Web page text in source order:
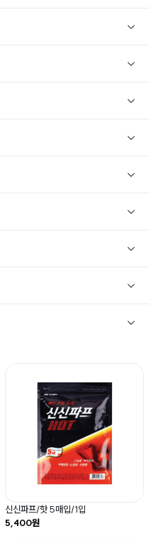
신신파프/핫 5매입/1입
5,400원